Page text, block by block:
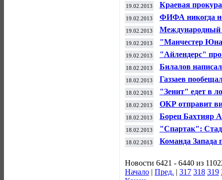
19.02.2013
Краевая
"Амкар" -
19.02.2013
ФИФА никогда
чемпионата СНГ
19.02.2013
Международный
команде
19.02.2013
"Манчестер
бортом Кубка
19.02.2013
"Айлендерс"
другие матчи
18.02.2013
Билалов
исполком ОКР
18.02.2013
Газзаев
объединенного
18.02.2013 "Зенит" едет в
18.02.2013 ОКР отправит
18.02.2013
Борец Бахтияр
пистолета
18.02.2013 "Спартак":
18.02.2013 Команда Запада
Новости 6421 - 6440 из
Начало | Пред. | 317 318 319